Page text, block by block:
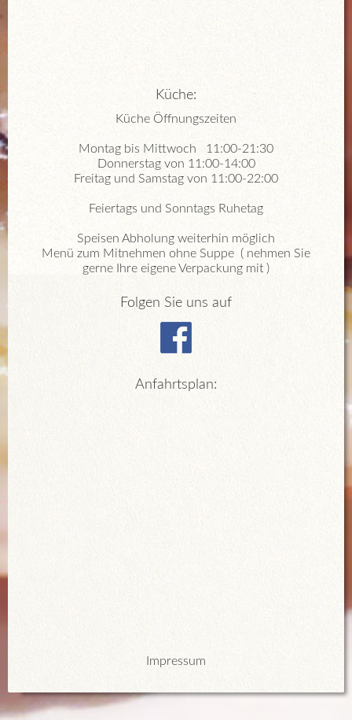
Küche:
Küche Öffnungszeiten
Montag bis Mittwoch 11:00-21:30
Donnerstag von 11:00-14:00
Freitag und Samstag von 11:00-22:00
Feiertags und Sonntags Ruhetag
Speisen Abholung weiterhin möglich
Menü zum Mitnehmen ohne Suppe ( nehmen Sie
gerne Ihre eigene Verpackung mit )
Folgen Sie uns auf
Anfahrtsplan:
Impressum